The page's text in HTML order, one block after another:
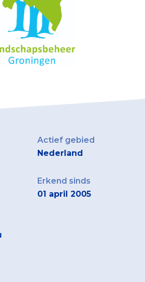
vragen
Donatieplatformen
Actief gebied
Nederland
Erkend sinds
01 april 2005